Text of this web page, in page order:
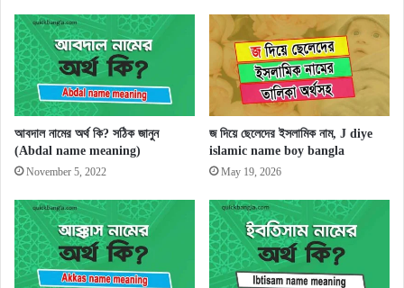
আবদাল নামের অর্থ কি? সঠিক জানুন
(Abdal name meaning)
November 5, 2022
জ দিয়ে ছেলেদের ইসলামিক নাম, J diye
islamic name boy bangla
May 19, 2026